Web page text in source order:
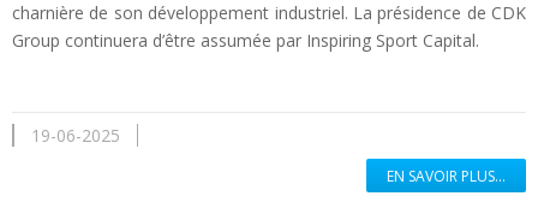
charnière de son développement industriel. La présidence de CDK
Group continuera d’être assumée par Inspiring Sport Capital.
19-06-2025
EN SAVOIR PLUS...